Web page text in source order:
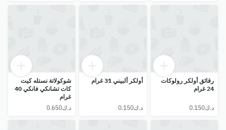
رقائق أولكر رولوكات
24 غرام
أولكر ألبيني 31 غرام
⁦د.ك0.150⁩
شوكولاتة نستله كيت
كات تشانكي فانكي 40
غرام